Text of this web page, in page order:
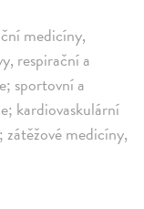
medicíny,
respirační a
sportovní a
kardiovaskulární
medicíny,